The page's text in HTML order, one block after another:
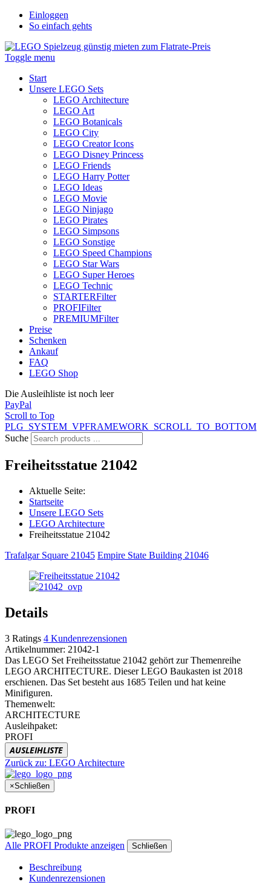
Einloggen
So einfach gehts
Toggle menu
Start
Unsere LEGO Sets
LEGO Architecture
LEGO Art
LEGO Botanicals
LEGO City
LEGO Creator Icons
LEGO Disney Princess
LEGO Friends
LEGO Harry Potter
LEGO Ideas
LEGO Movie
LEGO Ninjago
LEGO Pirates
LEGO Simpsons
LEGO Sonstige
LEGO Speed Champions
LEGO Star Wars
LEGO Super Heroes
LEGO Technic
STARTERFilter
PROFIFilter
PREMIUMFilter
Preise
Schenken
Ankauf
FAQ
LEGO Shop
Die Ausleihliste ist noch leer
PayPal
Scroll to Top
PLG_SYSTEM_VPFRAMEWORK_SCROLL_TO_BOTTOM
Suche
Freiheitsstatue 21042
Aktuelle Seite:
Startseite
Unsere LEGO Sets
LEGO Architecture
Freiheitsstatue 21042
Trafalgar Square 21045 Empire State Building 21046
Details
3 Ratings 4 Kundenrezensionen
Artikelnummer: 21042-1
Das LEGO Set Freiheitsstatue 21042 gehört zur Themenreihe
LEGO ARCHITECTURE. Dieser LEGO Baukasten ist 2018
erschienen. Das Set besteht aus 1685 Teilen und hat keine
Minifiguren.
Themenwelt:
ARCHITECTURE
Ausleihpaket:
PROFI
AUSLEIHLISTE
Zurück zu: LEGO Architecture
×Schließen
PROFI
Alle PROFI Produkte anzeigen Schließen
Beschreibung
Kundenrezensionen